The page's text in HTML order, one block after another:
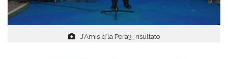
J’Amis d’la Pera3_risultato